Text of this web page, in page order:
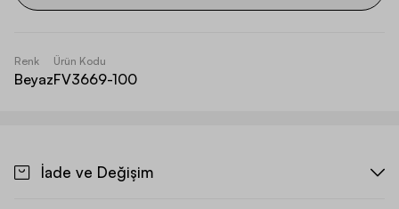
Renk
Beyaz
Ürün Kodu
FV3669-100
İade ve Değişim